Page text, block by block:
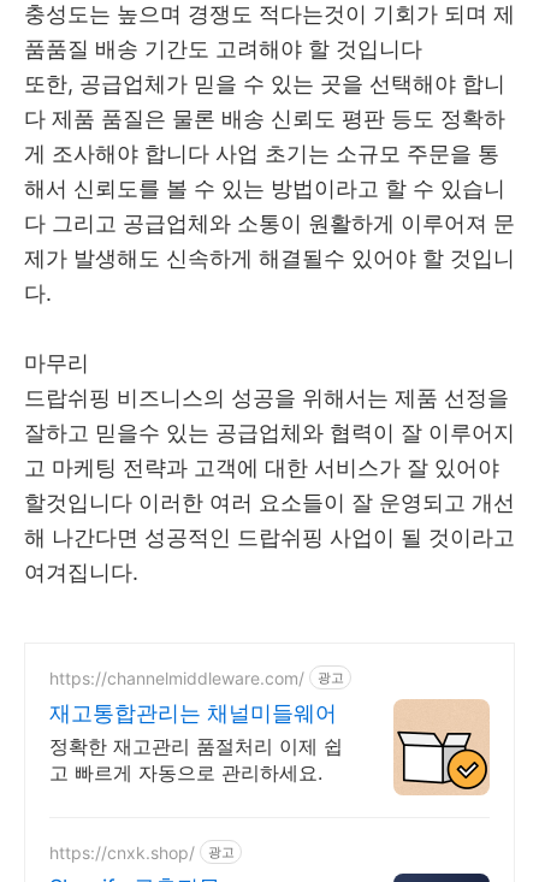
충성도는 높으며 경쟁도 적다는것이 기회가 되며 제
품품질 배송 기간도 고려해야 할 것입니다
또한, 공급업체가 믿을 수 있는 곳을 선택해야 합니
다 제품 품질은 물론 배송 신뢰도 평판 등도 정확하
게 조사해야 합니다 사업 초기는 소규모 주문을 통
해서 신뢰도를 볼 수 있는 방법이라고 할 수 있습니
다 그리고 공급업체와 소통이 원활하게 이루어져 문
제가 발생해도 신속하게 해결될수 있어야 할 것입니
다.
마무리
드랍쉬핑 비즈니스의 성공을 위해서는 제품 선정을
잘하고 믿을수 있는 공급업체와 협력이 잘 이루어지
고 마케팅 전략과 고객에 대한 서비스가 잘 있어야
할것입니다 이러한 여러 요소들이 잘 운영되고 개선
해 나간다면 성공적인 드랍쉬핑 사업이 될 것이라고
여겨집니다.
https://channelmiddleware.com/ 광고
재고통합관리는 채널미들웨어
정확한 재고관리 품절처리 이제 쉽
고 빠르게 자동으로 관리하세요.
https://cnxk.shop/ 광고